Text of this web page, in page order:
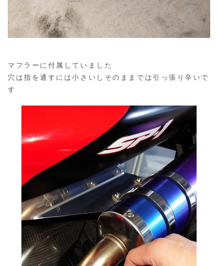
マフラーに付属していました
穴は指を通すには小さいしそのままでは引っ張り辛いで
す